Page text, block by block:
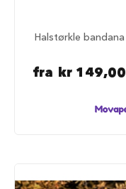
h
u
d
u
Halstørkle bandana
fra kr 149,00